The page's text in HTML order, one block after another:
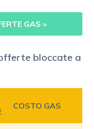
GAS »
bloccate a
COSTO GAS